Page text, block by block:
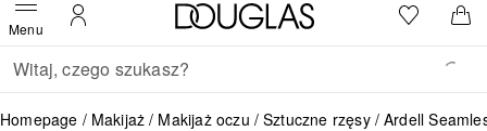
MenuOtwórz menuMoje konto
Strona główna Douglas
Do listyDo
Wracać
Wykonaj wyszukiwanie
Homepage Makijaż Makijaż oczu Sztuczne rzęsy Ardell